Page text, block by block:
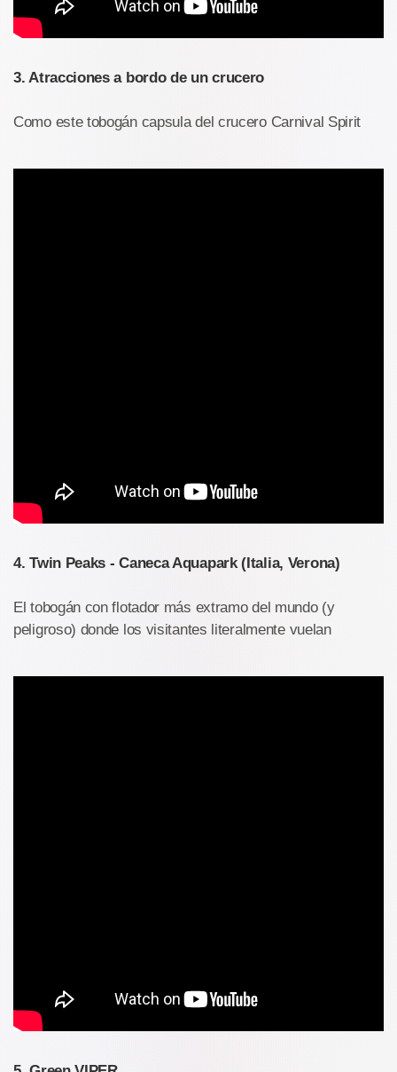
3. Atracciones a bordo de un crucero
Como este tobogán capsula del crucero Carnival Spirit
4. Twin Peaks - Caneca Aquapark (Italia, Verona)
El tobogán con flotador más extramo del mundo (y
peligroso) donde los visitantes literalmente vuelan